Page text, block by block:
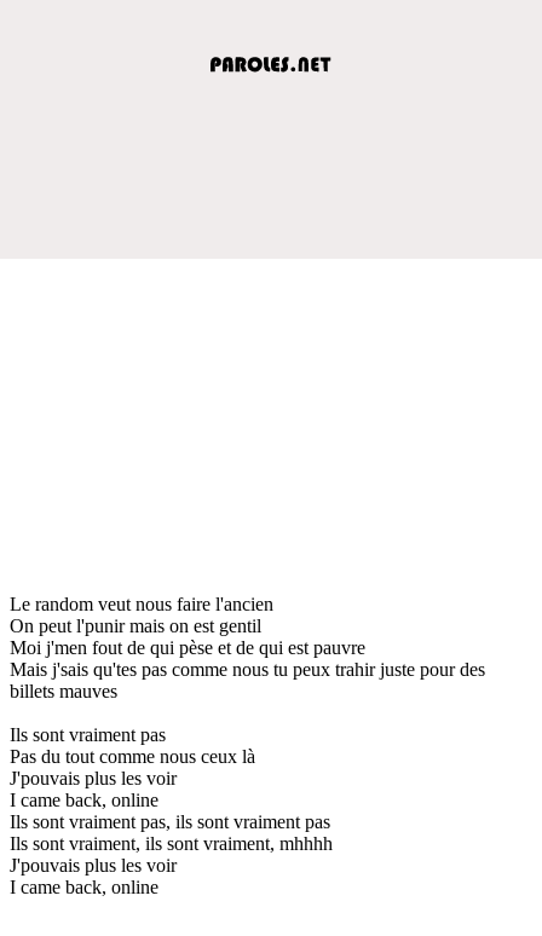
Le random veut nous faire l'ancien
On peut l'punir mais on est gentil
Moi j'men fout de qui pèse et de qui est pauvre
Mais j'sais qu'tes pas comme nous tu peux trahir juste pour des
billets mauves
Ils sont vraiment pas
Pas du tout comme nous ceux là
J'pouvais plus les voir
I came back, online
Ils sont vraiment pas, ils sont vraiment pas
Ils sont vraiment, ils sont vraiment, mhhhh
J'pouvais plus les voir
I came back, online